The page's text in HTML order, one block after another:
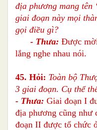
địa phương mang tên
giai đoạn này mọi
gọi điều gì?
- Thưa: Được
lắng nghe nhau nói.
45. Hỏi: Toàn bộ
3 giai đoạn. Cụ thể
- Thưa: Giai đoạn I
địa phương cũng như
đoạn II được tổ chức